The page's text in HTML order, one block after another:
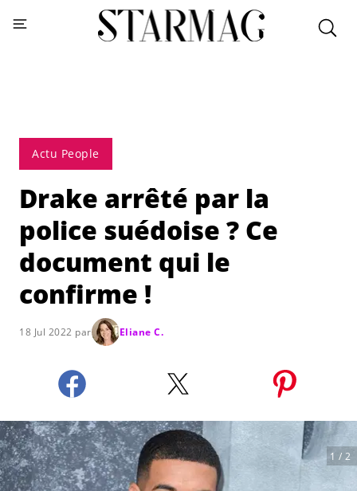
Actu People
Drake arrêté par la
police suédoise ? Ce
document qui le
confirme !
18 Jul 2022 par Eliane C.
1 / 2